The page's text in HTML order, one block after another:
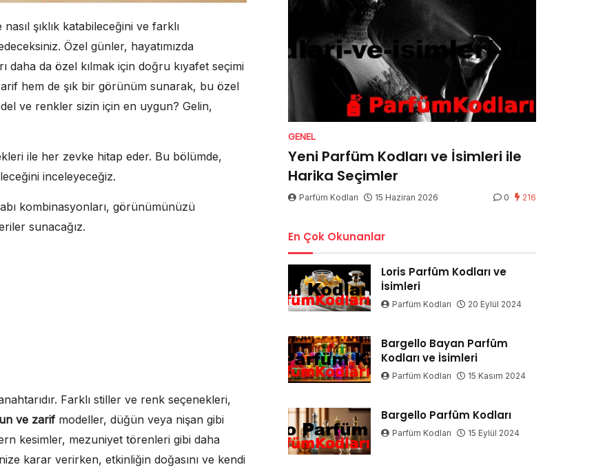
şıklık katabileceğini ve farklı
Özel günler, hayatımızda
daha da özel kılmak için doğru kıyafet seçimi
hem de şık bir görünüm sunarak, bu özel
ve renkler sizin için en uygun? Gelin,
ile her zevke hitap eder. Bu bölümde,
inceleyeceğiz.
kombinasyonları, görünümünüzü
sunacağız.
Farklı stiller ve renk seçenekleri,
ve zarif modeller, düğün veya nişan gibi
kesimler, mezuniyet törenleri gibi daha
karar verirken, etkinliğin doğasını ve kendi
GENEL
Yeni Parfüm Kodları ve İsimleri ile
Harika Seçimler
Parfüm Kodları 15 Haziran 2026 0 216
En Çok Okunanlar
Loris Parfüm Kodları ve
İsimleri
Parfüm Kodları 20 Eylül 2024
Bargello Bayan Parfüm
Kodları ve İsimleri
Parfüm Kodları 15 Kasım 2024
Bargello Parfüm Kodları
Parfüm Kodları 15 Eylül 2024